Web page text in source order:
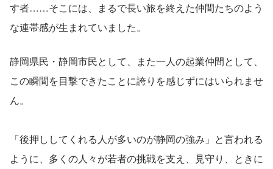
す者……そこには、まるで長い旅を終えた仲間たちのよう
な連帯感が生まれていました。
静岡県民・静岡市民として、また一人の起業仲間として、
この瞬間を目撃できたことに誇りを感じずにはいられませ
ん。
「後押ししてくれる人が多いのが静岡の強み」と言われる
ように、多くの人々が若者の挑戦を支え、見守り、ときに